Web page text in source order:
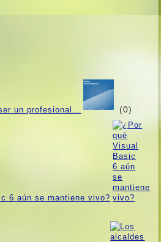
un profesional… (0)
6 aún se mantiene vivo?